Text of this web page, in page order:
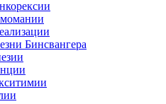
Бинсвангера